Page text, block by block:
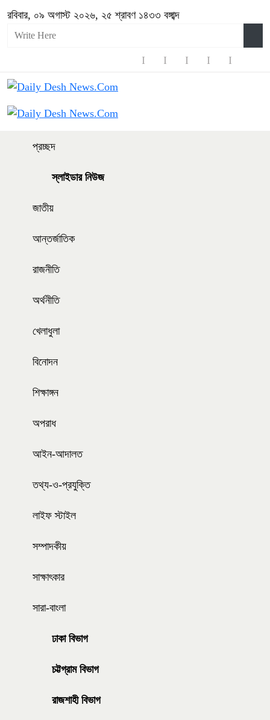
রবিবার, ০৯ অগাস্ট ২০২৬, ২৫ শ্রাবণ ১৪৩৩ বঙ্গাব্দ
প্রচ্ছদ
স্লাইডার নিউজ
জাতীয়
আন্তর্জাতিক
রাজনীতি
অর্থনীতি
খেলাধুলা
বিনোদন
শিক্ষাঙ্গন
অপরাধ
আইন-আদালত
তথ্য-ও-প্রযুক্তি
লাইফ স্টাইল
সম্পাদকীয়
সাক্ষাৎকার
সারা-বাংলা
ঢাকা বিভাগ
চট্টগ্রাম বিভাগ
রাজশাহী বিভাগ